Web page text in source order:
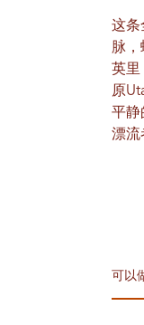
这条
脉，
英里
原
平静
漂流
可以